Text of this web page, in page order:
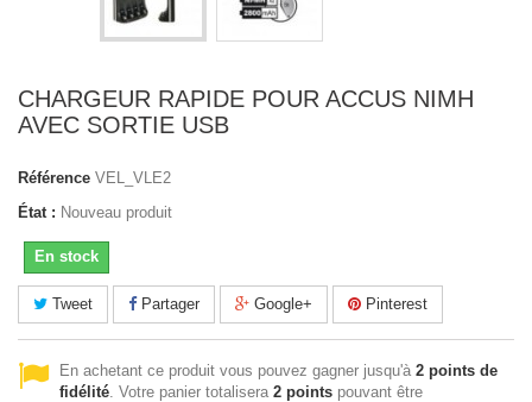
CHARGEUR RAPIDE POUR ACCUS NIMH
AVEC SORTIE USB
Référence VEL_VLE2
État : Nouveau produit
En stock
Tweet Partager Google+ Pinterest
En achetant ce produit vous pouvez gagner jusqu'à 2 points de
fidélité. Votre panier totalisera 2 points pouvant être